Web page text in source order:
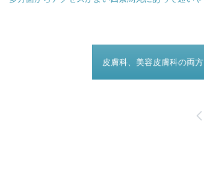
つぎのページ
皮膚科、美容皮膚科の両